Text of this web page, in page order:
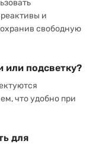
и
свободную
или подсветку?
что удобно при
для